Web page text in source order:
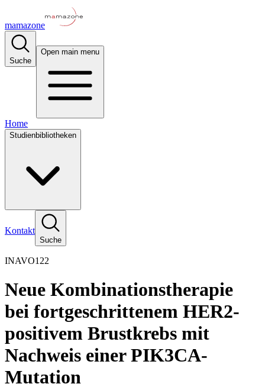
mamazone
Suche
Open main menu
Home
Studienbibliotheken
Kontakt
Suche
INAVO122
Neue Kombinationstherapie
bei fortgeschrittenem HER2-
positivem Brustkrebs mit
Nachweis einer PIK3CA-
Mutation